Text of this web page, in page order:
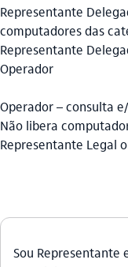
Representante
computadores das
Representante
Operador
Operador – consulta
Não libera
Representante Legal
Sou Representante